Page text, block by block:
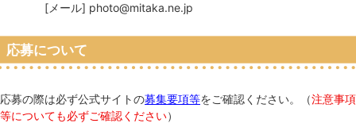
[メール] photo@mitaka.ne.jp
応募について
応募の際は必ず公式サイトの募集要項等をご確認ください。（注意事項
等についても必ずご確認ください）